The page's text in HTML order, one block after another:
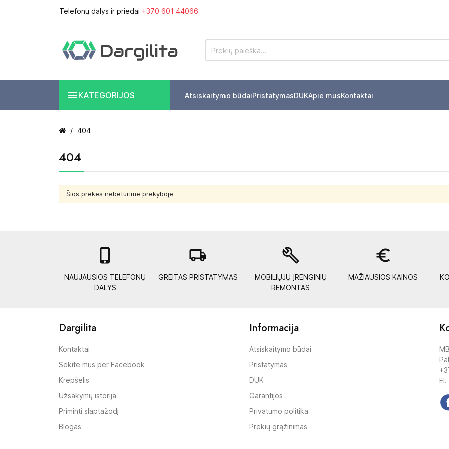
Telefonų dalys ir priedai +370 601 44066
 KATEGORIJOS Atsiskaitymo būdaiPristatymasDUKApie musKontaktai
404
404
Šios prekės nebeturime prekyboje

NAUJAUSIOS TELEFONŲ
DALYS
local_shipping
GREITAS PRISTATYMAS
build
MOBILIŲJŲ ĮRENGINIŲ
REMONTAS
euro_symbol
MAŽIAUSIOS KAINOS
Dargilita
Kontaktai
Sekite mus per Facebook
Krepšelis
Užsakymų istorija
Priminti slaptažodį
Blogas
Informacija
Atsiskaitymo būdai
Pristatymas
DUK
Garantijos
Privatumo politika
Prekių grąžinimas